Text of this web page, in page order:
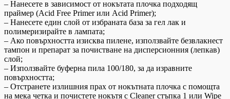
– Нанесете в зависимост от нокътата плочка подходящ
праймер (Acid Free Primer или Acid Primer);
– Нанесете един слой от избраната база за гел лак и
полимеризирайте в лампата;
– Ако повърхността изисква пилене, използвайте безвлакнест
тампон и препарат за почистване на дисперсионния (лепкав)
слой;
– Използвайте буферна пила 100/180, за да изравните
повърхността;
– Отстранете излишния прах от нокътната плочка с помощта
на мека четка и почистете нокътя с Cleaner стъпка 1 или Wipe